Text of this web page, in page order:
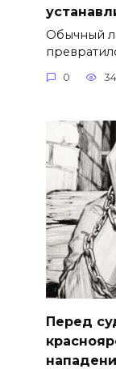
Обычный
0 34
Перед